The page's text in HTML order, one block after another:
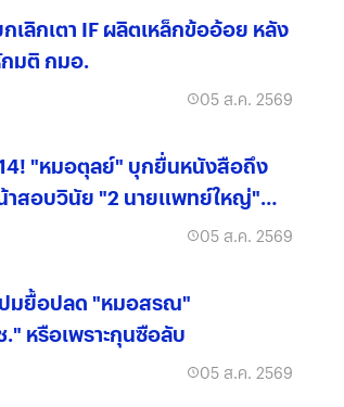
เลิกเตา IF ผลิตเหล็กข้ออ้อย หลัง
มติ กมอ.
05 ส.ค. 2569
"หมอตุลย์" บุกยื่นหนังสือถึง
าสอบวินัย "2 นายแพทย์ใหญ่"
05 ส.ค. 2569
ปมยื้อปลด "หมอสรณ"
หรือเพราะกุนซือลับ
05 ส.ค. 2569